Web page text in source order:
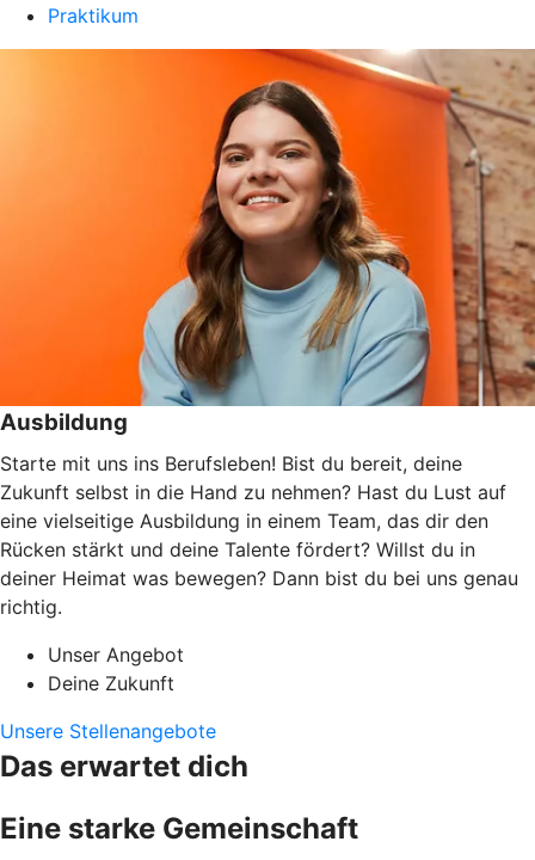
Praktikum
Ausbildung
Starte mit uns ins Berufsleben! Bist du bereit, deine
Zukunft selbst in die Hand zu nehmen? Hast du Lust auf
eine vielseitige Ausbildung in einem Team, das dir den
Rücken stärkt und deine Talente fördert? Willst du in
deiner Heimat was bewegen? Dann bist du bei uns genau
richtig.
Unser Angebot
Deine Zukunft
Unsere Stellenangebote
Das erwartet dich
Eine starke Gemeinschaft